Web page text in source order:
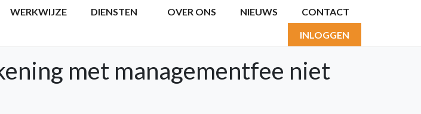
WERKWIJZE DIENSTEN OVER ONS NIEUWS CONTACT
INLOGGEN
met managementfee niet